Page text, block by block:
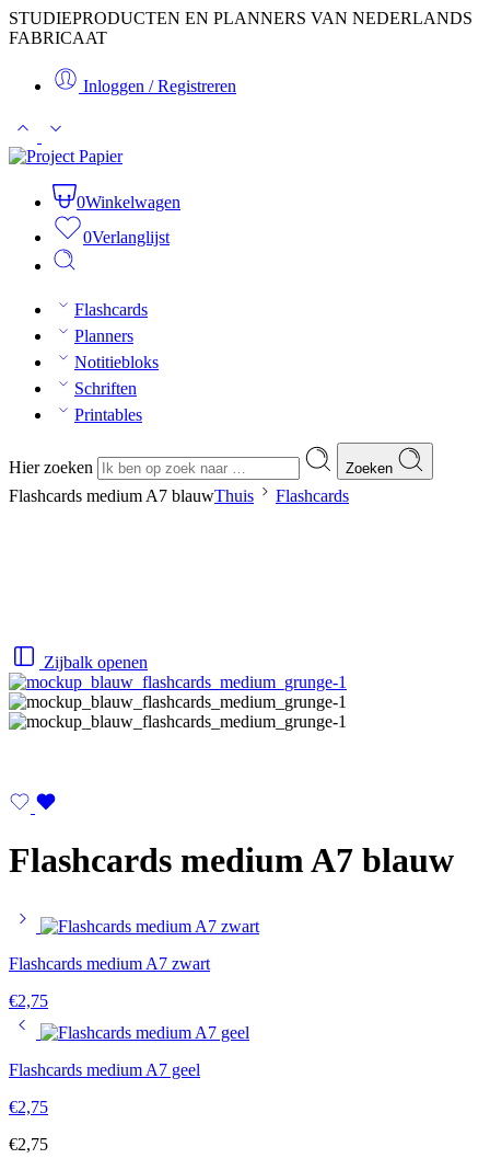
STUDIEPRODUCTEN EN PLANNERS VAN NEDERLANDS
FABRICAAT
Inloggen / Registreren
0Winkelwagen
0Verlanglijst
Flashcards
Planners
Notitiebloks
Schriften
Printables
Hier zoeken Zoeken
Flashcards medium A7 blauwThuis Flashcards
Zijbalk openen
Flashcards medium A7 blauw
Flashcards medium A7 zwart
€2,75
Flashcards medium A7 geel
€2,75
€2,75